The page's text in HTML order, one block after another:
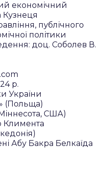
економічний
Кузнеця
публічного
політики
доц. Соболев В.
р.
України
(Польща)
США)
Климента
Абу Бакра Белкаїда